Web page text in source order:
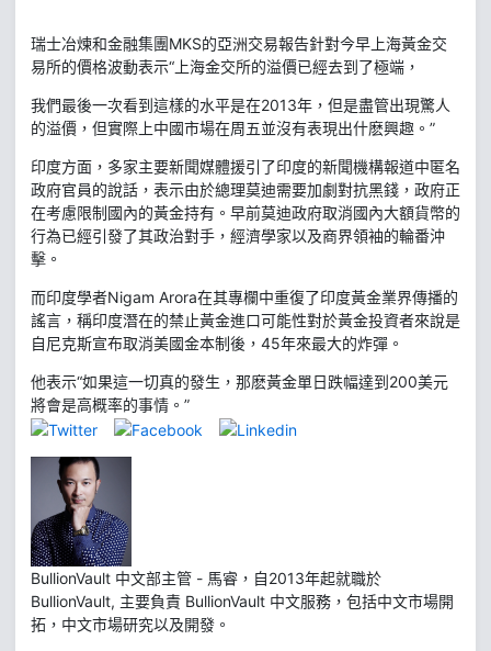
瑞士冶煉和金融集團MKS的亞洲交易報告針對今早上海黃金交
易所的價格波動表示“上海金交所的溢價已經去到了極端，
我們最後一次看到這樣的水平是在2013年，但是盡管出現驚人
的溢價，但實際上中國市場在周五並沒有表現出什麽興趣。”
印度方面，多家主要新聞媒體援引了印度的新聞機構報道中匿名
政府官員的說話，表示由於總理莫迪需要加劇對抗黑錢，政府正
在考慮限制國內的黃金持有。早前莫迪政府取消國內大額貨幣的
行為已經引發了其政治對手，經濟學家以及商界領袖的輪番沖
擊。
而印度學者Nigam Arora在其專欄中重復了印度黃金業界傳播的
謠言，稱印度潛在的禁止黃金進口可能性對於黃金投資者來說是
自尼克斯宣布取消美國金本制後，45年來最大的炸彈。
他表示“如果這一切真的發生，那麽黃金單日跌幅達到200美元
將會是高概率的事情。”
BullionVault 中文部主管 - 馬睿，自2013年起就職於
BullionVault, 主要負責 BullionVault 中文服務，包括中文市場開
拓，中文市場研究以及開發。